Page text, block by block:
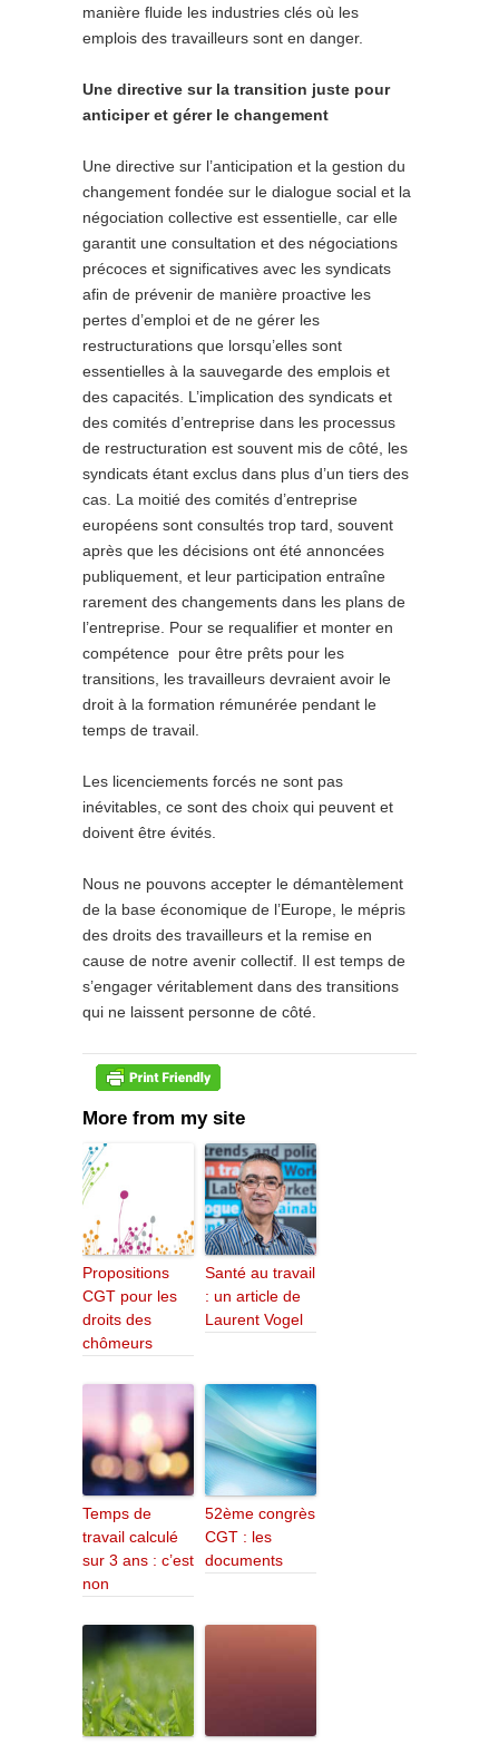
manière fluide les industries clés où les
emplois des travailleurs sont en danger.
Une directive sur la transition juste pour
anticiper et gérer le changement
Une directive sur l’anticipation et la gestion du
changement fondée sur le dialogue social et la
négociation collective est essentielle, car elle
garantit une consultation et des négociations
précoces et significatives avec les syndicats
afin de prévenir de manière proactive les
pertes d’emploi et de ne gérer les
restructurations que lorsqu’elles sont
essentielles à la sauvegarde des emplois et
des capacités. L’implication des syndicats et
des comités d’entreprise dans les processus
de restructuration est souvent mis de côté, les
syndicats étant exclus dans plus d’un tiers des
cas. La moitié des comités d’entreprise
européens sont consultés trop tard, souvent
après que les décisions ont été annoncées
publiquement, et leur participation entraîne
rarement des changements dans les plans de
l’entreprise. Pour se requalifier et monter en
compétence pour être prêts pour les
transitions, les travailleurs devraient avoir le
droit à la formation rémunérée pendant le
temps de travail.
Les licenciements forcés ne sont pas
inévitables, ce sont des choix qui peuvent et
doivent être évités.
Nous ne pouvons accepter le démantèlement
de la base économique de l’Europe, le mépris
des droits des travailleurs et la remise en
cause de notre avenir collectif. Il est temps de
s’engager véritablement dans des transitions
qui ne laissent personne de côté.
More from my site
Propositions
CGT pour les
droits des
chômeurs
Santé au travail
: un article de
Laurent Vogel
Temps de
travail calculé
sur 3 ans : c’est
non
52ème congrès
CGT : les
documents